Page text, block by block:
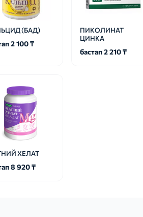
(БАД)
2 100 ₸
ПИКОЛИНАТ
ЦИНКА
бастап 2 210 ₸
ХЕЛАТ
8 920 ₸